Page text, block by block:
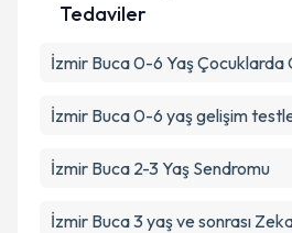
Tedaviler
İzmir Buca 0-6 Yaş Çocuklarda
İzmir Buca 0-6 yaş gelişim
İzmir Buca 2-3 Yaş Sendromu
İzmir Buca 3 yaş ve sonrası